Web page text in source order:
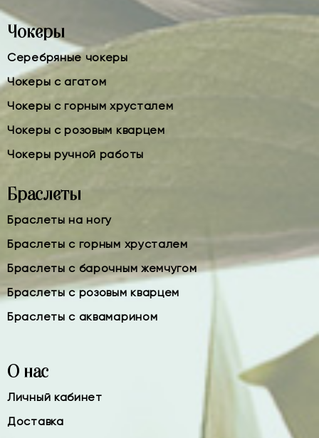
Чокеры
Серебряные чокеры
Чокеры с агатом
Чокеры с горным хрусталем
Чокеры с розовым кварцем
Чокеры ручной работы
Браслеты
Браслеты на ногу
Браслеты с горным хрусталем
Браслеты с барочным жемчугом
Браслеты с розовым кварцем
Браслеты с аквамарином
О нас
Личный кабинет
Доставка